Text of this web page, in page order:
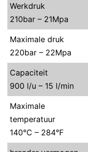
Werkdruk
210bar – 21Mpa
Maximale druk
220bar – 22Mpa
Capaciteit
900 l/u – 15 l/min
Maximale
temperatuur
140°C – 284°F